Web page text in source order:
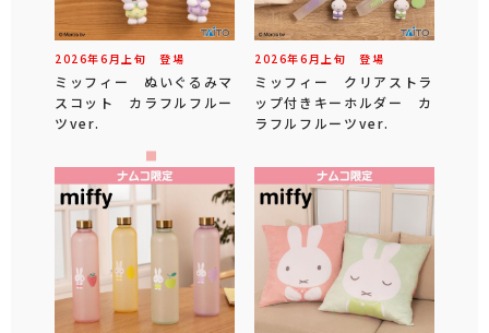
2026年6 月 上旬 登場
ミッフィー ぬいぐるみマ
スコット カラフルフルー
ツver.
2026年6 月 上旬 登場
ミッフィー クリアストラ
ップ付きキーホルダー カ
ラフルフルーツver.